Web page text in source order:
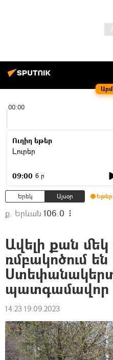
00:00
Ուղիղ եթեր
Լուրեր
09:00 6 ր
Երեկ Այսօր Եթեր
ք. Երևան 106.0
Ավելի քան
ռմբակոծում են
պատգամավոր
14:23 19.09.2023